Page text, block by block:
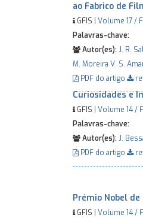
ao Fabrico de
GFIS | Volume 17 /
Palavras-chave:
Autor(es):J. R.
M. Moreira V. S.
PDF do artigo
Curiosidades e
GFIS | Volume 14 /
Palavras-chave:
Autor(es):J.
PDF do artigo
Prémio Nobel de
GFIS | Volume 14 /